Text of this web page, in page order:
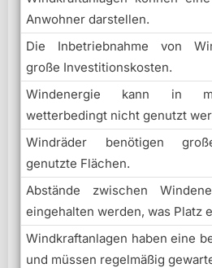
Anwohner darstellen.
Die Inbetriebnahme von
große Investitionskosten.
Windenergie kann in
wetterbedingt nicht genutzt
Windräder benötigen
genutzte Flächen.
Abstände zwischen
eingehalten werden, was Platz
Windkraftanlagen haben eine
und müssen regelmäßig